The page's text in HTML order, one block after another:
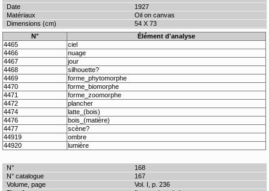
1927
Oil on canvas
54 X 73
N°
Élément d'analyse
4465
ciel
4466
nuage
4467
jour
4468
silhouette?
4469
forme_phytomorphe
4470
forme_biomorphe
4471
forme_zoomorphe
4472
plancher
4474
latte_(bois)
4476
bois_(matière)
4477
scène?
44919
ombre
44920
lumière
168
167
Vol. I, p. 236